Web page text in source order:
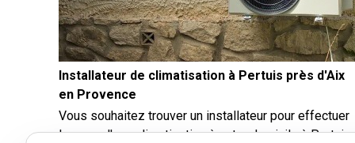
En choisissant AJJY Concept, vous bénéficiez d’un
accompagnement complet : Étude thermique
approfondie pour déterminer la meilleure solution
Installation par nos chauffagistes certifiés RGE,
garantissant un travail soigné et conforme aux normes
Contrat d’entretien pour assurer la longévité et
l’efficacité de votre chaudière Besoin d’un chauffagiste
Installateur de climatisation à Pertuis près d'Aix
en Provence
Vous souhaitez trouver un installateur pour effectuer
la pose d'une climatisation à votre domicile à Pertuis